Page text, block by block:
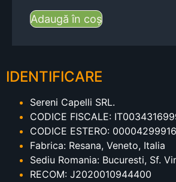
Adaugă în coș
IDENTIFICARE
Sereni Capelli SRL.
CODICE FISCALE:
CODICE ESTERO:
Fabrica: Resana, Veneto, Italia
Sediu Romania: Bucuresti, Sf.
RECOM: J2020010944400